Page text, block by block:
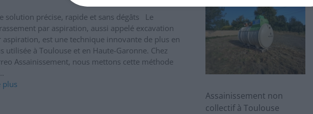
solution précise, rapide et sans dégâts Le
par aspiration, aussi appelé excavation
aspiration, est une technique innovante de plus en
utilisée à Toulouse et en Haute-Garonne. Chez
Assainissement, nous mettons cette méthode
plus
Assainissement non
collectif à Toulouse